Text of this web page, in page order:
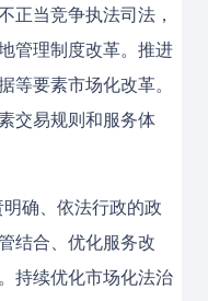
正当竞争执法司法，
管理制度改革。推进
等要素市场化改革。
交易规则和服务体
确、依法行政的政
结合、优化服务改
持续优化市场化法治